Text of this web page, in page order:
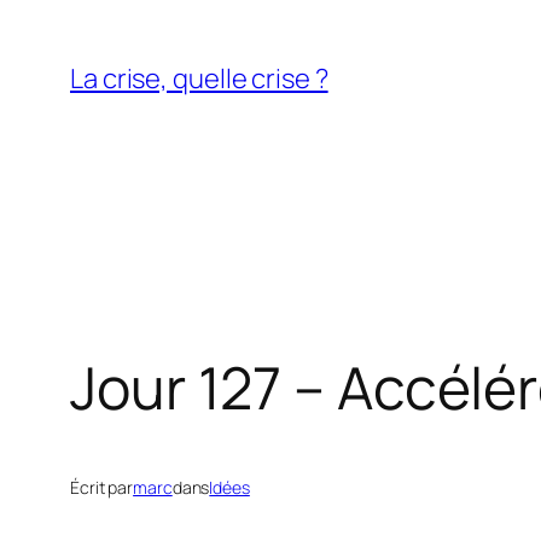
contenu
La crise, quelle crise ?
Jour 127 –
Écrit parmarcdansIdées